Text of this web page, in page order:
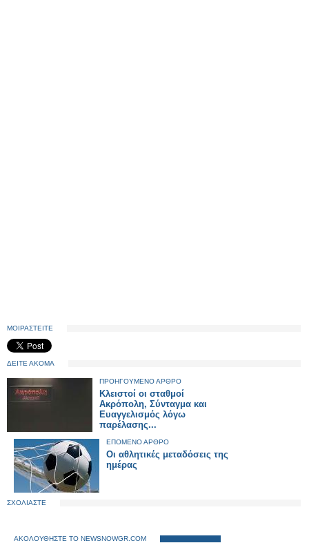
ΜΟΙΡΑΣΤΕΙΤΕ
ΔΕΙΤΕ ΑΚΟΜΑ
ΠΡΟΗΓΟΥΜΕΝΟ ΑΡΘΡΟ
Κλειστοί οι σταθμοί
Ακρόπολη, Σύνταγμα και
Ευαγγελισμός λόγω
παρέλασης...
ΕΠΟΜΕΝΟ ΑΡΘΡΟ
Οι αθλητικές μεταδόσεις της
ημέρας
ΣΧΟΛΙΑΣΤΕ
ΑΚΟΛΟΥΘΗΣΤΕ ΤΟ NEWSNOWGR.COM